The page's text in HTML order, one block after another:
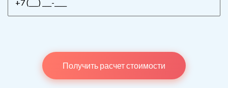
Получить расчет стоимости